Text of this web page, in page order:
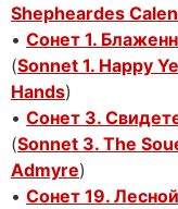
Shepheardes
• Сонет 1.
(Sonnet 1. Happy
Hands)
• Сонет 3.
(Sonnet 3. The
Admyre)
• Сонет 19.